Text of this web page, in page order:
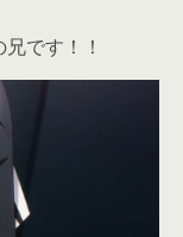
です！！